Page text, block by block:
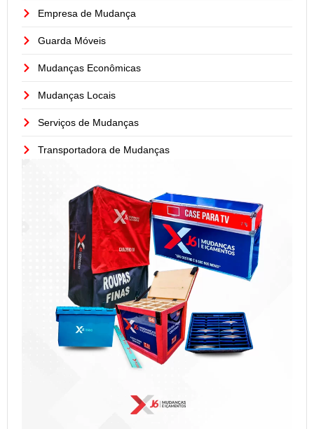
Empresa de Mudança
Guarda Móveis
Mudanças Econômicas
Mudanças Locais
Serviços de Mudanças
Transportadora de Mudanças